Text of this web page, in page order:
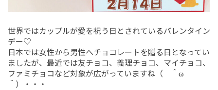
交通アクセス
ご意見箱
よくあるご質問(FAQ)
外科
整形外科
脳神経外科
医療療養病棟
回復期リハビリテーション病棟
地域包括ケア病棟
在宅事業部
在宅事業部top
訪問看護ステーション
看護部
世界ではカップルが愛を祝う日とされているバレンタイン
デー♡
日本では女性から男性へチョコレートを贈る日となってい
ましたが、最近では友チョコ、義理チョコ、マイチョコ、
ファミチョコなど対象が広がっていますね（ ＾ω
＾）・・・